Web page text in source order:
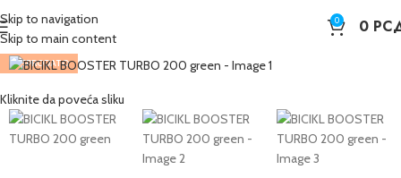
Skip to navigation
Skip to main content
0 0
RASPRODATO
Kliknite da poveća sliku